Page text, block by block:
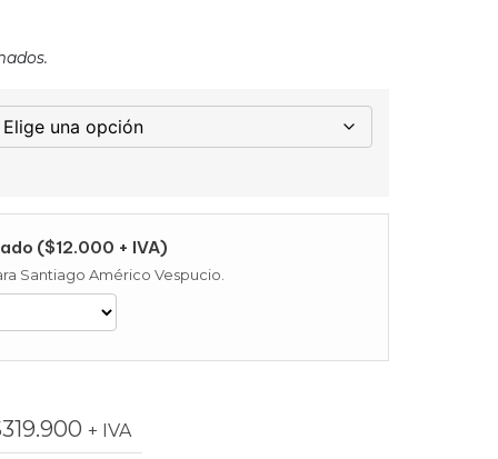
($12.000 + IVA)
Santiago Américo Vespucio.
319.900 + IVA